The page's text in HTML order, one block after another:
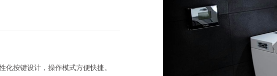
化按键设计，操作模式方便快捷。经